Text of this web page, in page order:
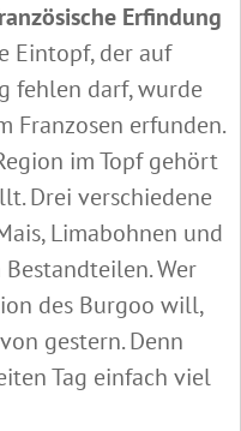
Erfindung
Eintopf, der auf
fehlen darf, wurde
Franzosen erfunden.
im Topf gehört
Drei verschiedene
Limabohnen und
Wer
des Burgoo will,
gestern. Denn
Tag einfach viel